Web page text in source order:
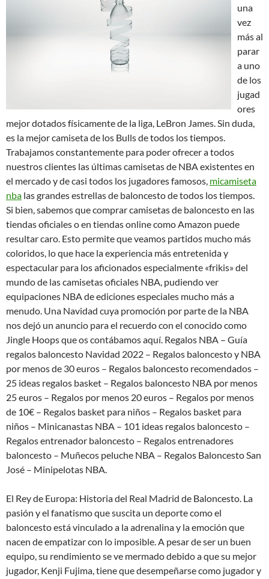
una
vez
más al
parar
a uno
de los
jugad
ores
mejor dotados físicamente de la liga, LeBron James. Sin duda,
es la mejor camiseta de los Bulls de todos los tiempos.
Trabajamos constantemente para poder ofrecer a todos
nuestros clientes las últimas camisetas de NBA existentes en
el mercado y de casi todos los jugadores famosos, micamiseta
nba las grandes estrellas de baloncesto de todos los tiempos.
Si bien, sabemos que comprar camisetas de baloncesto en las
tiendas oficiales o en tiendas online como Amazon puede
resultar caro. Esto permite que veamos partidos mucho más
coloridos, lo que hace la experiencia más entretenida y
espectacular para los aficionados especialmente «frikis» del
mundo de las camisetas oficiales NBA, pudiendo ver
equipaciones NBA de ediciones especiales mucho más a
menudo. Una Navidad cuya promoción por parte de la NBA
nos dejó un anuncio para el recuerdo con el conocido como
Jingle Hoops que os contábamos aquí. Regalos NBA – Guía
regalos baloncesto Navidad 2022 – Regalos baloncesto y NBA
por menos de 30 euros – Regalos baloncesto recomendados –
25 ideas regalos basket – Regalos baloncesto NBA por menos
25 euros – Regalos por menos 20 euros – Regalos por menos
de 10€ – Regalos basket para niños – Regalos basket para
niños – Minicanastas NBA – 101 ideas regalos baloncesto –
Regalos entrenador baloncesto – Regalos entrenadores
baloncesto – Muñecos peluche NBA – Regalos Baloncesto San
José – Minipelotas NBA.
El Rey de Europa: Historia del Real Madrid de Baloncesto. La
pasión y el fanatismo que suscita un deporte como el
baloncesto está vinculado a la adrenalina y la emoción que
nacen de empatizar con lo imposible. A pesar de ser un buen
equipo, su rendimiento se ve mermado debido a que su mejor
jugador, Kenji Fujima, tiene que desempeñarse como jugador y